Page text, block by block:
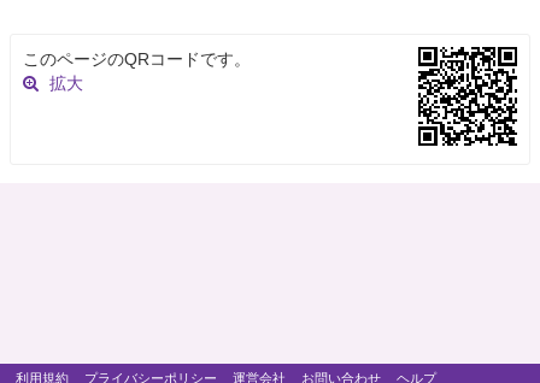
このページのQRコードです。
拡大
利用規約 プライバシーポリシー 運営会社 お問い合わせ ヘルプ